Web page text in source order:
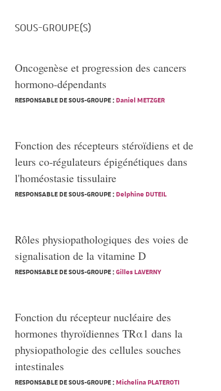
SOUS-GROUPE(S)
Oncogenèse et progression des cancers
hormono-dépendants
RESPONSABLE DE SOUS-GROUPE : Daniel METZGER
Fonction des récepteurs stéroïdiens et de
leurs co-régulateurs épigénétiques dans
l'homéostasie tissulaire
RESPONSABLE DE SOUS-GROUPE : Delphine DUTEIL
Rôles physiopathologiques des voies de
signalisation de la vitamine D
RESPONSABLE DE SOUS-GROUPE :Gilles LAVERNY
Fonction du récepteur nucléaire des
hormones thyroïdiennes TRα1 dans la
physiopathologie des cellules souches
intestinales
RESPONSABLE DE SOUS-GROUPE : Michelina PLATEROTI